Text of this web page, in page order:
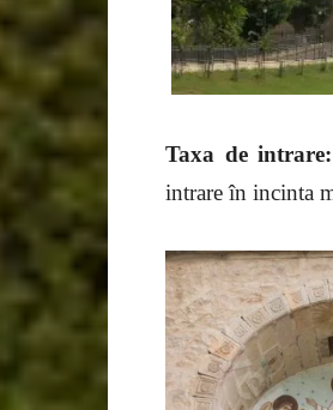
Taxa de intrare:
intrare în incinta